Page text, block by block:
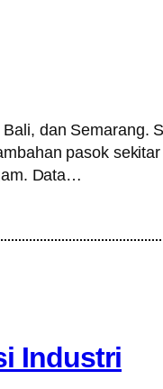
dan Semarang.
pasok
Data…
Industri